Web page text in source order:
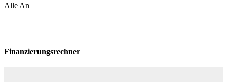
Alle An
Finanzierungsrechner